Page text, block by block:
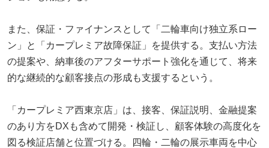
また、保証・ファイナンスとして「二輪車向け独立系ロー
ン」と「カープレミア故障保証」を提供する。支払い方法
の提案や、納車後のアフターサポート強化を通じて、将来
的な継続的な顧客接点の形成も支援するという。
「カープレミア西東京店」は、接客、保証説明、金融提案
のあり方をDXも含めて開発・検証し、顧客体験の高度化を
図る検証店舗と位置づける。四輪・二輪の展示車両を中心